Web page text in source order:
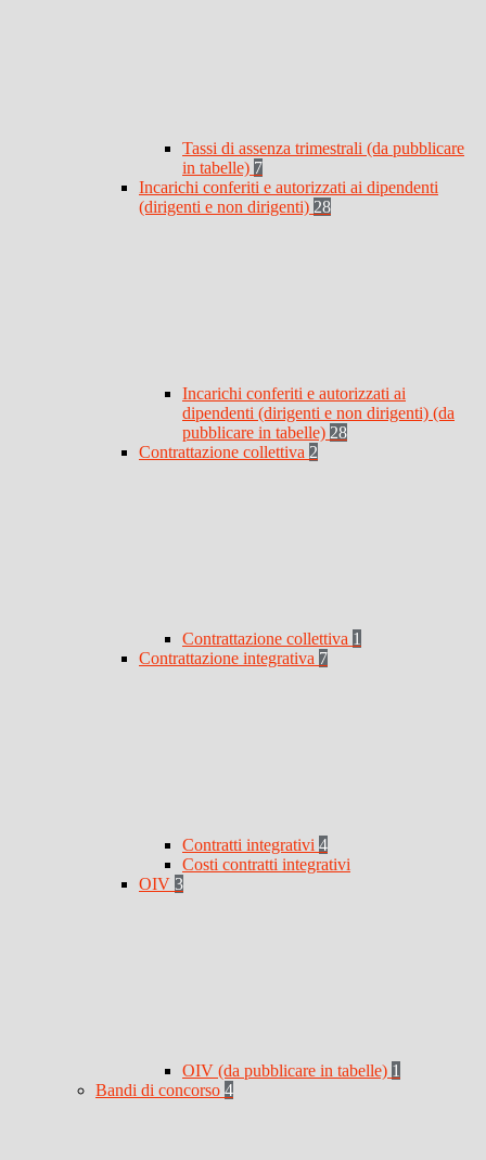
Tassi di assenza trimestrali (da pubblicare
in tabelle) 7
Incarichi conferiti e autorizzati ai dipendenti
(dirigenti e non dirigenti) 28
Incarichi conferiti e autorizzati ai
dipendenti (dirigenti e non dirigenti) (da
pubblicare in tabelle) 28
Contrattazione collettiva 2
Contrattazione collettiva 1
Contrattazione integrativa 7
Contratti integrativi 4
Costi contratti integrativi
OIV 3
OIV (da pubblicare in tabelle) 1
Bandi di concorso 4